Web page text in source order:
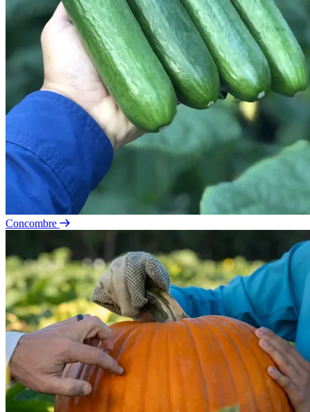
Concombre